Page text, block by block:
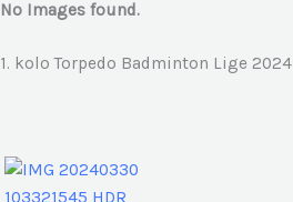
No Images found.
1. kolo Torpedo Badminton Lige 2024